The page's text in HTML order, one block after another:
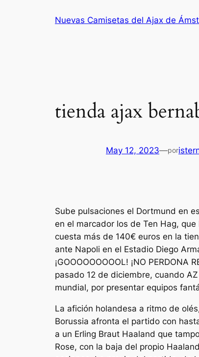
Nuevas Camisetas del Ajax de
tienda ajax
May 12, 2023—por
Sube pulsaciones el Dortmund en
en el marcador los de Ten Hag,
cuesta más de 140€ euros en la
ante Napoli en el Estadio Diego
¡GOOOOOOOOOL! ¡NO
pasado 12 de diciembre, cuando
mundial, por presentar equipos
La afición holandesa a ritmo de
Borussia afronta el partido con
a un Erling Braut Haaland que
Rose, con la baja del propio